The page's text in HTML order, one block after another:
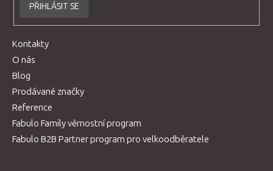
PŘIHLÁSIT SE
Kontakty
O nás
Blog
Prodávané značky
Reference
Fabulo Family věrnostní program
Fabulo B2B Partner program pro velkoodběratele